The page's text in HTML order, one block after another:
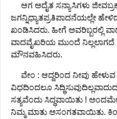
ಆಗ ಅದೈತ ಸನ್ಯಾಸಿಗಳು
ಜಗನ್ನಿಧ್ಯಾತಪ್ರತಿಪಾದನೆಯಲ್ಲೇ
ಖಂಡಿಸಿದರು. ಹೀಗೆ ಅವರಿಬ್ಬರಲ್ಲಿ
ವಾದವೈಖರಿಯ ಮುಂದೆ ನಿಲ್ಲಲಾಗದೆ
ಮೌನವಹಿಸಿದರು.
ವೇಂ : ಆದ್ದರಿಂದ ನೀವು
ವಿಧದಿಂದಲೂ
ಸತ್ಯವೆಂದು ಸಿದ್ಧವಾಯಿತು !
ನಿಮ್ಮ ಮಾತು ಅಸಂಗತವಾಯಿತು.